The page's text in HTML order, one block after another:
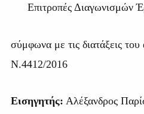
Επιτροπές Διαγωνισμών
σύμφωνα με τις διατάξεις
Ν.4412/2016
Εισηγητής: Αλέξανδρος